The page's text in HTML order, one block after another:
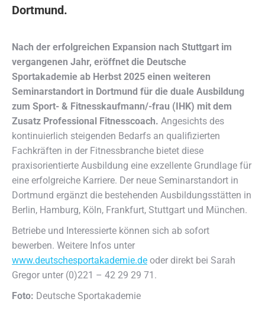
Dortmund.
Nach der erfolgreichen Expansion nach Stuttgart im
vergangenen Jahr, eröffnet die Deutsche
Sportakademie ab Herbst 2025 einen weiteren
Seminarstandort in Dortmund für die duale Ausbildung
zum Sport- & Fitnesskaufmann/-frau (IHK) mit dem
Zusatz Professional Fitnesscoach. Angesichts des
kontinuierlich steigenden Bedarfs an qualifizierten
Fachkräften in der Fitnessbranche bietet diese
praxisorientierte Ausbildung eine exzellente Grundlage für
eine erfolgreiche Karriere. Der neue Seminarstandort in
Dortmund ergänzt die bestehenden Ausbildungsstätten in
Berlin, Hamburg, Köln, Frankfurt, Stuttgart und München.
Betriebe und Interessierte können sich ab sofort
bewerben. Weitere Infos unter
www.deutschesportakademie.de oder direkt bei Sarah
Gregor unter (0)221 – 42 29 29 71.
Foto: Deutsche Sportakademie